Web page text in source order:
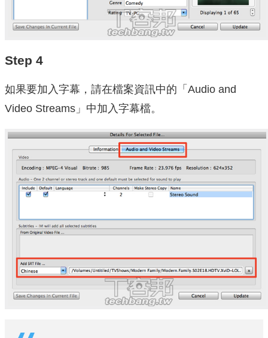
Step 4
如果要加入字幕，請在檔案資訊中的「Audio and
Video Streams」中加入字幕檔。